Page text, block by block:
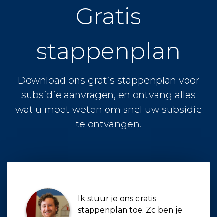
Gratis
stappenplan
Download ons gratis stappenplan voor
subsidie aanvragen, en ontvang alles
wat u moet weten om snel uw subsidie
te ontvangen.
Ik stuur je ons gratis
stappenplan toe. Zo ben je